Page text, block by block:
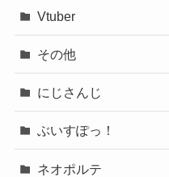
Vtuber
その他
にじさんじ
ぶいすぽっ！
ネオポルテ